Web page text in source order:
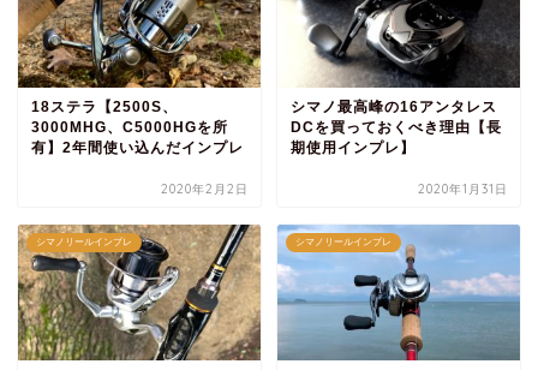
18ステラ【2500S、
3000MHG、C5000HGを所
有】2年間使い込んだインプレ
2020年2月2日
シマノ最高峰の16アンタレス
DCを買っておくべき理由【長
期使用インプレ】
2020年1月31日
シマノリールインプレ シマノリールインプレ